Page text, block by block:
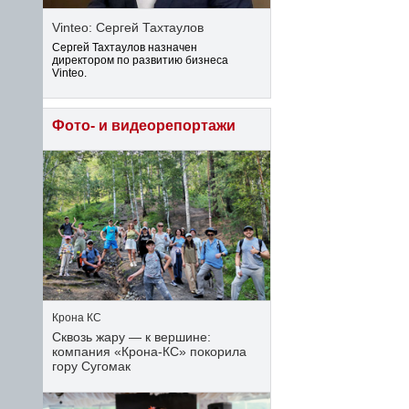
Vinteo: Сергей Тахтаулов
Сергей Тахтаулов назначен
директором по развитию бизнеса
Vinteo.
Фото- и видеорепортажи
Крона КС
Сквозь жару — к вершине:
компания «Крона‑КС» покорила
гору Сугомак